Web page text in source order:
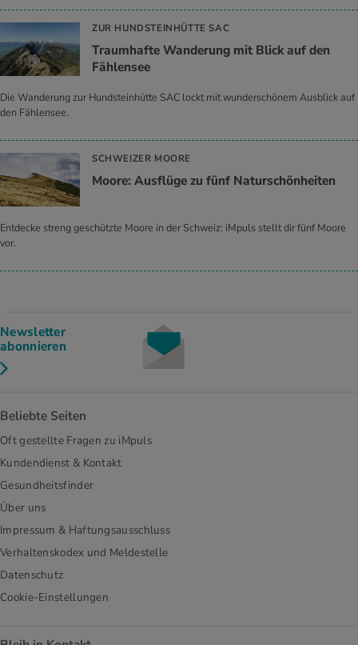
ZUR HUNDSTEINHÜTTE SAC
Traumhafte Wanderung mit Blick auf den
Fählensee
Die Wanderung zur Hundsteinhütte SAC lockt mit wunderschönem Ausblick auf
den Fählensee.
SCHWEIZER MOORE
Moore: Ausflüge zu fünf Naturschönheiten
Entdecke streng geschützte Moore in der Schweiz: iMpuls stellt dir fünf Moore
vor.
Newsletter
abonnieren
Beliebte Seiten
Oft gestellte Fragen zu iMpuls
Kundendienst & Kontakt
Gesundheitsfinder
Über uns
Impressum & Haftungsausschluss
Verhaltenskodex und Meldestelle
Datenschutz
Cookie-Einstellungen